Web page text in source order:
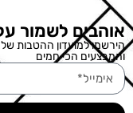
אוהבים לשמור
הירשמו למועדון ההטבות
והמבצעים הכי חמים